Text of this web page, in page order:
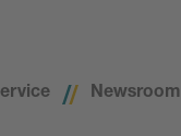
Newsroom